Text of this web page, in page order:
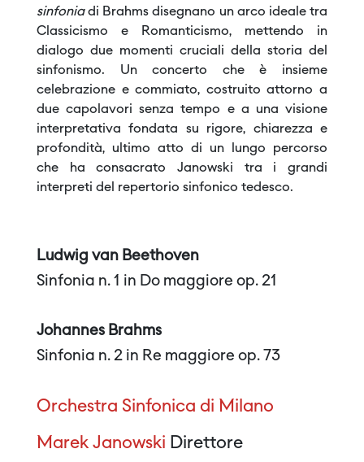
sinfoniadi Brahms disegnano un arco ideale tra
Classicismo e Romanticismo, mettendo in
dialogo due momenti cruciali della storia del
sinfonismo. Un concerto che è insieme
celebrazione e commiato, costruito attorno a
due capolavori senza tempo e a una visione
interpretativa fondata su rigore, chiarezza e
profondità, ultimo atto di un lungo percorso
che ha consacrato Janowski tra i grandi
interpreti del repertorio sinfonico tedesco.
Ludwig van Beethoven
Sinfonia n. 1 in Do maggiore op. 21
Johannes Brahms
Sinfonia n. 2 in Re maggiore op. 73
Orchestra Sinfonica di Milano
Marek Janowski Direttore